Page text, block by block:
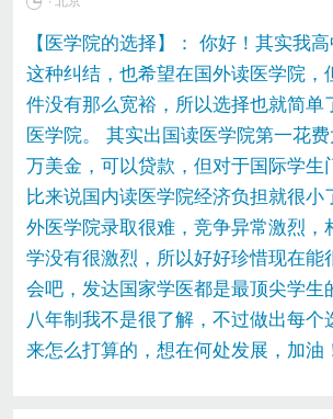
【医学院的选择】： 你好！其实我
这种纠结，也希望在国外读医学院，
件没有那么宽裕，所以选择也就简单
医学院。 其实出国读医学院第一花
万美金，可以贷款，但对于国际学生
比来说国内读医学院经济负担就很小
外医学院录取很难，竞争异常激烈，
学没有很激烈，所以好好珍惜现在能
会吧，发达国家学医都是最顶尖学生
八年制我不是很了解，不过做出每个
来怎么打算的，想在何处发展，加油